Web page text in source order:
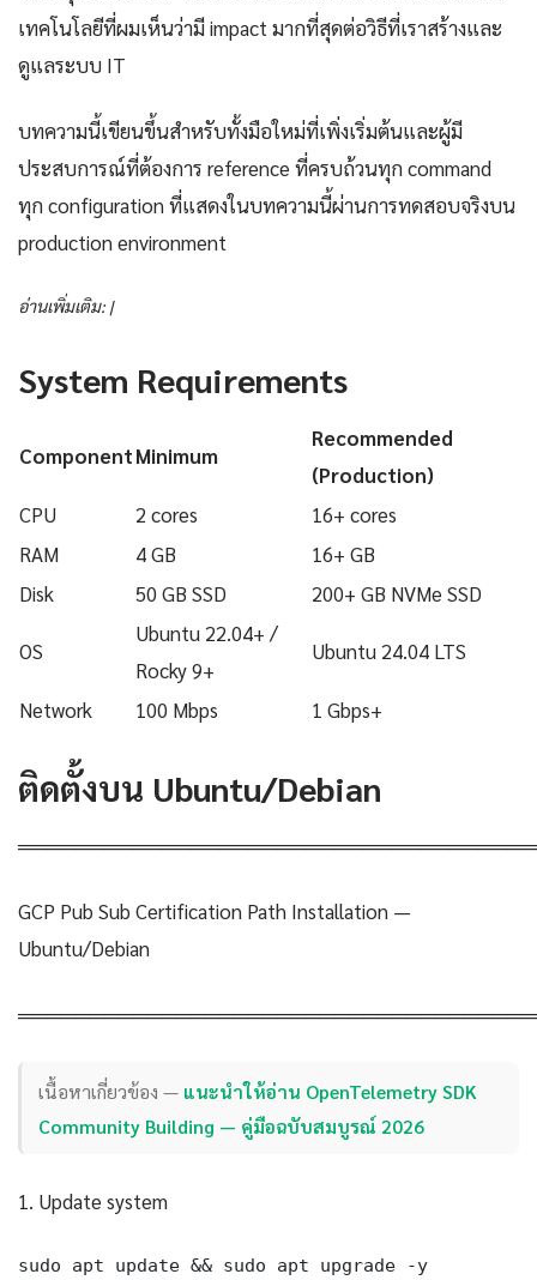
เทคโนโลยีที่ผมเห็นว่ามี impact มากที่สุดต่อวิธีที่เราสร้างและ
ดูแลระบบ IT
บทความนี้เขียนขึ้นสำหรับทั้งมือใหม่ที่เพิ่งเริ่มต้นและผู้มี
ประสบการณ์ที่ต้องการ reference ที่ครบถ้วนทุก command
ทุก configuration ที่แสดงในบทความนี้ผ่านการทดสอบจริงบน
production environment
อ่านเพิ่มเติม: |
System Requirements
ComponentMinimum
Recommended
(Production)
CPU
2 cores
16+ cores
RAM
4 GB
16+ GB
Disk
50 GB SSD 200+ GB NVMe SSD
OS
Ubuntu 22.04+ /
Rocky 9+
Ubuntu 24.04 LTS
Network 100 Mbps 1 Gbps+
ติดตั้งบน Ubuntu/Debian
GCP Pub Sub Certification Path Installation —
Ubuntu/Debian
เนื้อหาเกี่ยวข้อง — แนะนำให้อ่าน OpenTelemetry SDK
Community Building — คู่มือฉบับสมบูรณ์ 2026
1. Update system
sudo apt update && sudo apt upgrade -y